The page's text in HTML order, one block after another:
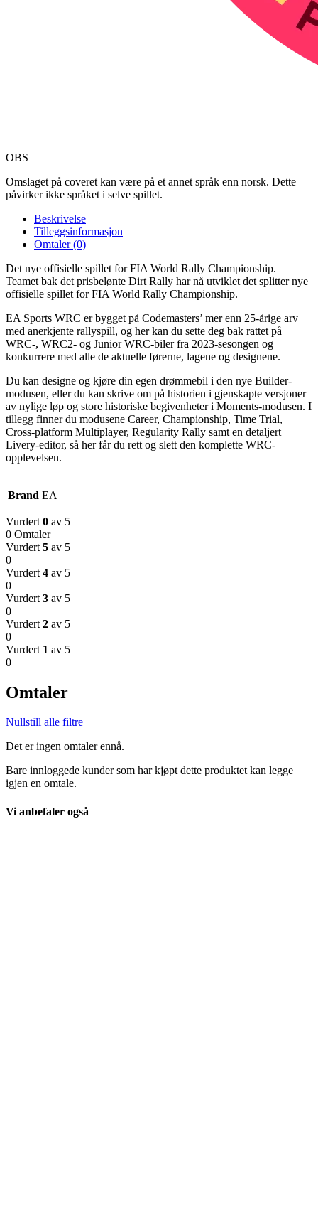
OBS
Omslaget på coveret kan være på et annet språk enn norsk. Dette
påvirker ikke språket i selve spillet.
Beskrivelse
Tilleggsinformasjon
Omtaler (0)
Det nye offisielle spillet for FIA World Rally Championship.
Teamet bak det prisbelønte Dirt Rally har nå utviklet det splitter nye
offisielle spillet for FIA World Rally Championship.
EA Sports WRC er bygget på Codemasters’ mer enn 25-årige arv
med anerkjente rallyspill, og her kan du sette deg bak rattet på
WRC-, WRC2- og Junior WRC-biler fra 2023-sesongen og
konkurrere med alle de aktuelle førerne, lagene og designene.
Du kan designe og kjøre din egen drømmebil i den nye Builder-
modusen, eller du kan skrive om på historien i gjenskapte versjoner
av nylige løp og store historiske begivenheter i Moments-modusen. I
tillegg finner du modusene Career, Championship, Time Trial,
Cross-platform Multiplayer, Regularity Rally samt en detaljert
Livery-editor, så her får du rett og slett den komplette WRC-
opplevelsen.
Brand EA
Vurdert 0 av 5
0 Omtaler
Vurdert 5 av 5
0
Vurdert 4 av 5
0
Vurdert 3 av 5
0
Vurdert 2 av 5
0
Vurdert 1 av 5
0
Omtaler
Nullstill alle filtre
Det er ingen omtaler ennå.
Bare innloggede kunder som har kjøpt dette produktet kan legge
igjen en omtale.
Vi anbefaler også